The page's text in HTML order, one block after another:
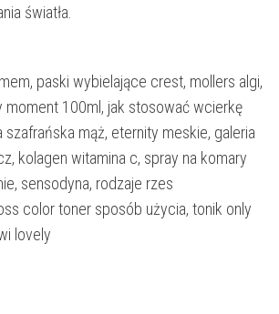
światła.
paski wybielające crest, mollers algi,
moment 100ml, jak stosować wcierkę
szafrańska mąż, eternity meskie, galeria
kolagen witamina c, spray na komary
sensodyna, rodzaje rzes
color toner sposób użycia, tonik only
lovely